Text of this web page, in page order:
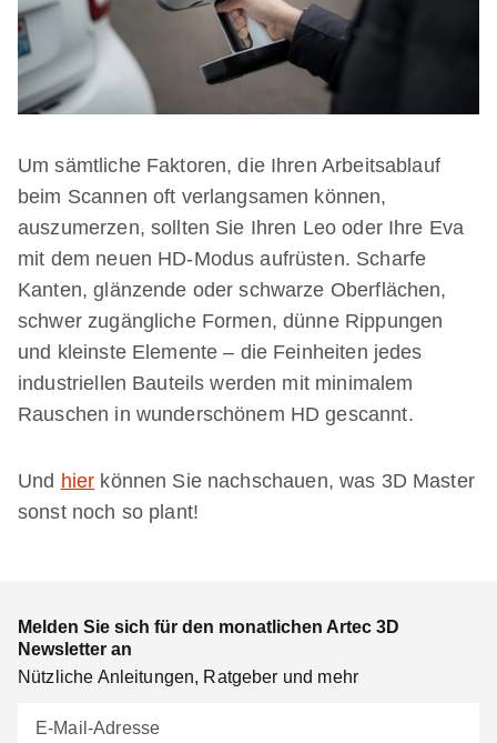
Um sämtliche Faktoren, die Ihren Arbeitsablauf
beim Scannen oft verlangsamen können,
auszumerzen, sollten Sie Ihren Leo oder Ihre Eva
mit dem neuen HD-Modus aufrüsten. Scharfe
Kanten, glänzende oder schwarze Oberflächen,
schwer zugängliche Formen, dünne Rippungen
und kleinste Elemente – die Feinheiten jedes
industriellen Bauteils werden mit minimalem
Rauschen in wunderschönem HD gescannt.
Und hier können Sie nachschauen, was 3D Master
sonst noch so plant!
Melden Sie sich für den monatlichen Artec 3D
Newsletter an
Nützliche Anleitungen, Ratgeber und mehr
E-Mail-Adresse